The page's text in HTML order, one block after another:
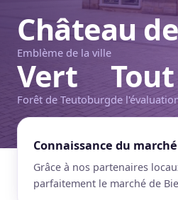
Château
Emblème de la ville
Vert
Forêt de Teutoburgde
Connaissance du
Grâce à nos partenaires
parfaitement le marché de